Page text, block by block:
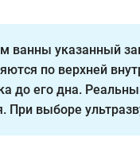
ванны указанный
по верхней
до его дна.
При выборе